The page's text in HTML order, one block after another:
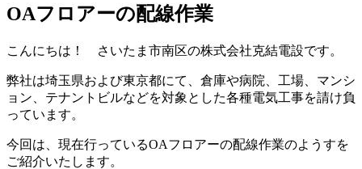
OAフロアーの配線作業
こんにちは！ さいたま市南区の株式会社克結電設です。
弊社は埼玉県および東京都にて、倉庫や病院、工場、マンシ
ョン、テナントビルなどを対象とした各種電気工事を請け負
っています。
今回は、現在行っているOAフロアーの配線作業のようすを
ご紹介いたします。